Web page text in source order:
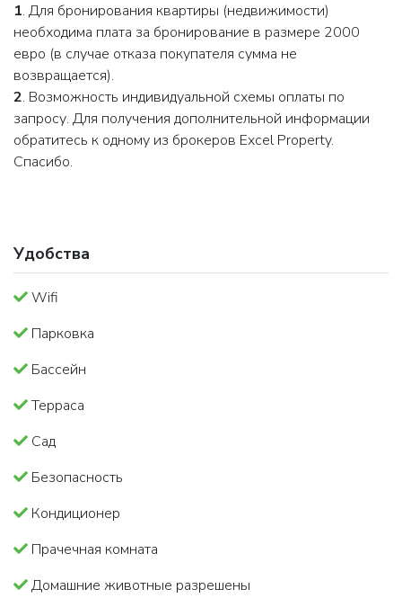
1. Для бронирования квартиры (недвижимости)
необходима плата за бронирование в размере 2000
евро (в случае отказа покупателя сумма не
возвращается).
2. Возможность индивидуальной схемы оплаты по
запросу. Для получения дополнительной информации
обратитесь к одному из брокеров Excel Property.
Спасибо.
Удобства
Wifi
Парковка
Бассейн
Терраса
Сад
Безопасность
Кондиционер
Прачечная комната
Домашние животные разрешены